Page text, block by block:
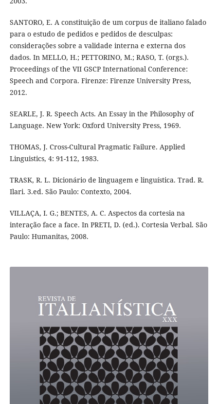
SANTORO, E. A constituição de um corpus de italiano falado
para o estudo de pedidos e pedidos de desculpas:
considerações sobre a validade interna e externa dos
dados. In MELLO, H.; PETTORINO, M.; RASO, T. (orgs.).
Proceedings of the VII GSCP International Conference:
Speech and Corpora. Firenze: Firenze University Press,
2012.
SEARLE, J. R. Speech Acts. An Essay in the Philosophy of
Language. New York: Oxford University Press, 1969.
THOMAS, J. Cross-Cultural Pragmatic Failure. Applied
Linguistics, 4: 91-112, 1983.
TRASK, R. L. Dicionário de linguagem e linguística. Trad. R.
Ilari. 3.ed. São Paulo: Contexto, 2004.
VILLAÇA, I. G.; BENTES, A. C. Aspectos da cortesia na
interação face a face. In PRETI, D. (ed.). Cortesia Verbal. São
Paulo: Humanitas, 2008.